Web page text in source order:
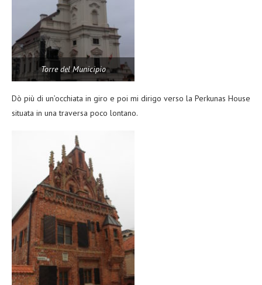
Torre del Municipio
Dò più di un’occhiata in giro e poi mi dirigo verso la Perkunas House
situata in una traversa poco lontano.